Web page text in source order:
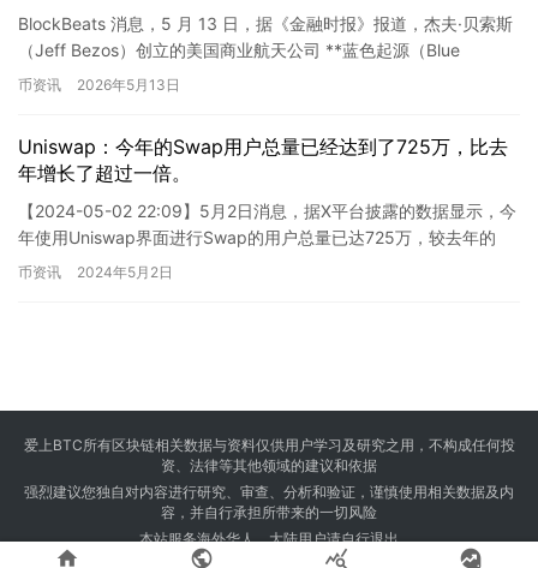
BlockBeats 消息，5 月 13 日，据《金融时报》报道，杰夫·贝索斯
（Jeff Bezos）创立的美国商业航天公司 **蓝色起源（Blue
Origin）** 正在考虑首…
币资讯 2026年5月13日
Uniswap：今年的Swap用户总量已经达到了725万，比去
年增长了超过一倍。
【2024-05-02 22:09】5月2日消息，据X平台披露的数据显示，今
年使用Uniswap界面进行Swap的用户总量已达725万，较去年的
302万大幅增长，增长率超过一倍。 …
币资讯 2024年5月2日
爱上BTC所有区块链相关数据与资料仅供用户学习及研究之用，不构成任何投
资、法律等其他领域的建议和依据
强烈建议您独自对内容进行研究、审查、分析和验证，谨慎使用相关数据及内
容，并自行承担所带来的一切风险
本站服务海外华人，大陆用户请自行退出
   